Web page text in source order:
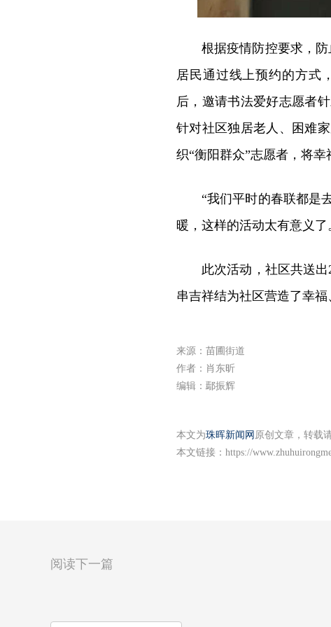
根据疫情防控要求，
居民通过线上预约的方式
后，邀请书法爱好志愿者
针对社区独居老人、困难
织“衡阳群众”志愿者，将幸
“我们平时的春联都是
暖，这样的活动太有意义了
此次活动，社区共送
串吉祥结为社区营造了幸福
来源：苗圃街道
作者：肖东昕
编辑：鄢振辉
本文为珠晖新闻网 原创文章，转载
本文链接： https://
阅读下一篇